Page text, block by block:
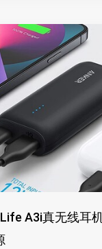
A3i真无线耳